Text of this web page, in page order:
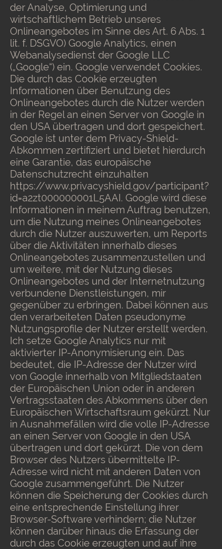
der Analyse, Optimierung und
wirtschaftlichem Betrieb unseres
Onlineangebotes im Sinne des Art. 6 Abs. 1
lit. f. DSGVO) Google Analytics, einen
Webanalysedienst der Google LLC
(„Google“) ein. Google verwendet Cookies.
Die durch das Cookie erzeugten
Informationen über Benutzung des
Onlineangebotes durch die Nutzer werden
in der Regel an einen Server von Google in
den USA übertragen und dort gespeichert.
Google ist unter dem Privacy-Shield-
Abkommen zertifiziert und bietet hierdurch
eine Garantie, das europäische
Datenschutzrecht einzuhalten
https://www.privacyshield.gov/participant?
id=a2zt000000001L5AAI. Google wird diese
Informationen in meinem Auftrag benutzen,
um die Nutzung meines Onlineangebotes
durch die Nutzer auszuwerten, um Reports
über die Aktivitäten innerhalb dieses
Onlineangebotes zusammenzustellen und
um weitere, mit der Nutzung dieses
Onlineangebotes und der Internetnutzung
verbundene Dienstleistungen, mir
gegenüber zu erbringen. Dabei können aus
den verarbeiteten Daten pseudonyme
Nutzungsprofile der Nutzer erstellt werden.
Ich setze Google Analytics nur mit
aktivierter IP-Anonymisierung ein. Das
bedeutet, die IP-Adresse der Nutzer wird
von Google innerhalb von Mitgliedstaaten
der Europäischen Union oder in anderen
Vertragsstaaten des Abkommens über den
Europäischen Wirtschaftsraum gekürzt. Nur
in Ausnahmefällen wird die volle IP-Adresse
an einen Server von Google in den USA
übertragen und dort gekürzt. Die von dem
Browser des Nutzers übermittelte IP-
Adresse wird nicht mit anderen Daten von
Google zusammengeführt. Die Nutzer
können die Speicherung der Cookies durch
eine entsprechende Einstellung ihrer
Browser-Software verhindern; die Nutzer
können darüber hinaus die Erfassung der
durch das Cookie erzeugten und auf ihre